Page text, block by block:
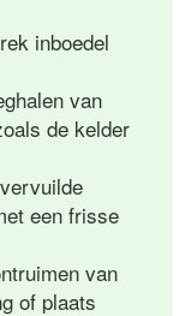
inboedel
van
de kelder
een frisse
van
of plaats